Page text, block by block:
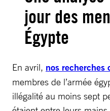
jour des
Égypte
En avril, nos recherches
membres de l’armée
illégalité au moins sept